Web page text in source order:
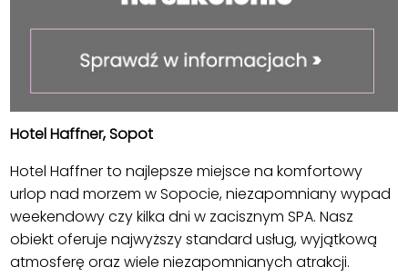
Hotel Haffner, Sopot
Hotel Haffner to najlepsze miejsce na komfortowy
urlop nad morzem w Sopocie, niezapomniany wypad
weekendowy czy kilka dni w zacisznym SPA. Nasz
obiekt oferuje najwyższy standard usług, wyjątkową
atmosferę oraz wiele niezapomnianych atrakcji.